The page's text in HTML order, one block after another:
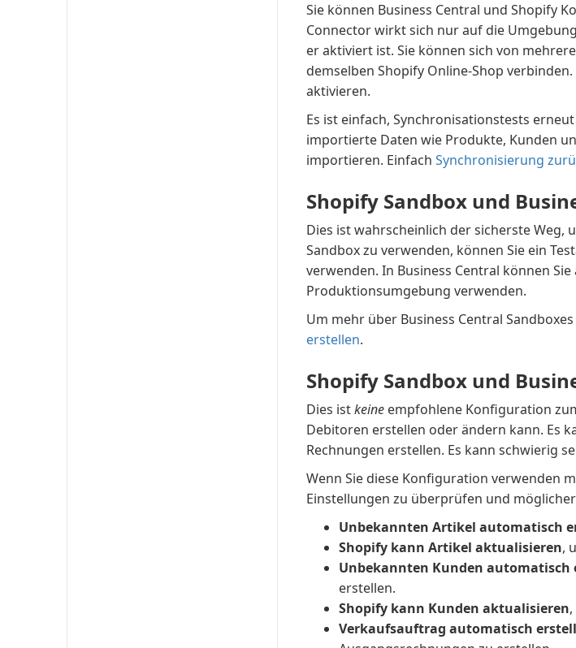
Sie können Business Central und Shopify
Connector wirkt sich nur auf die
er aktiviert ist. Sie können sich von
demselben Shopify Online-Shop
aktivieren.
Es ist einfach, Synchronisationstests
importierte Daten wie Produkte, Kunden
importieren. EinfachSynchronisierung
Shopify Sandbox und
Dies ist wahrscheinlich der sicherste
Sandbox zu verwenden, können Sie ein
verwenden. In Business Central können
Produktionsumgebung verwenden.
Um mehr über Business Central
erstellen.
Shopify Sandbox und
Dies istkeine empfohlene Konfiguration
Debitoren erstellen oder ändern kann. Es
Rechnungen erstellen. Es kann schwierig
Wenn Sie diese Konfiguration verwenden
Einstellungen zu überprüfen und
Unbekannten Artikel automatisch
Shopify kann Artikel aktualisieren,
Unbekannten Kunden automatisch
erstellen.
Shopify kann Kunden aktualisieren
Verkaufsauftrag automatisch